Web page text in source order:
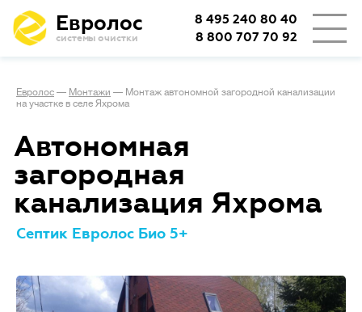
Евролос
системы очистки
8 495 240 80 40
8 800 707 70 92
Евролос — Монтажи — Монтаж автономной загородной канализации
на участке в селе Яхрома
Автономная
загородная
канализация Яхрома
Септик Евролос Био 5+